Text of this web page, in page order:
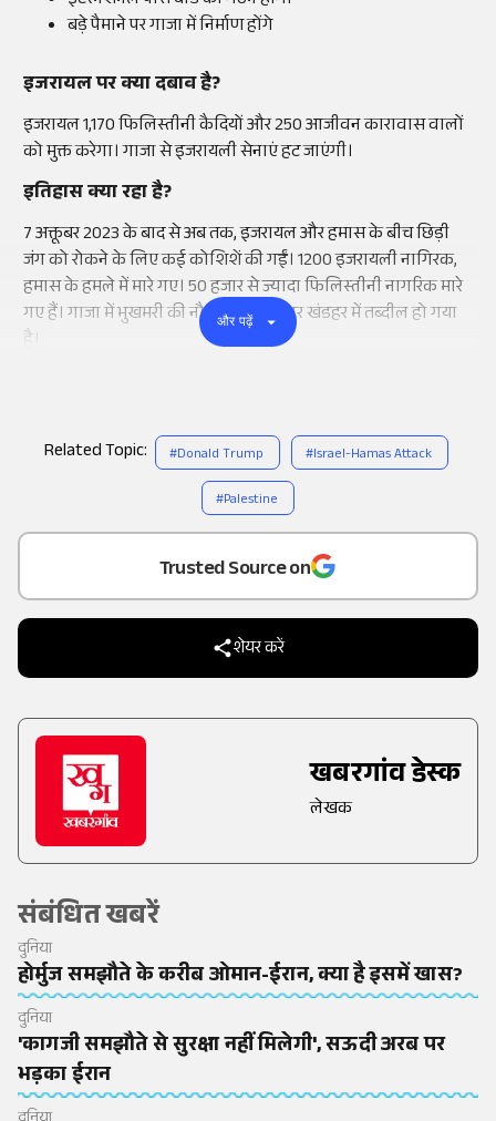
Add
as a
Trusted Source on
शेयर करें
खबरगांव डेस्क
लेखक
संबंधित खबरें
दुनिया
होर्मुज समझौते के करीब ओमान-ईरान, क्या है इसमें खास?
दुनिया
'कागजी समझौते से सुरक्षा नहीं मिलेगी', सऊदी अरब पर
भड़का ईरान
बड़े पैमाने पर गाजा में निर्माण होंगे
इजरायल पर क्या दबाव है?
इजरायल 1,170 फिलिस्तीनी कैदियों और 250 आजीवन कारावास वालों
को मुक्त करेगा। गाजा से इजरायली सेनाएं हट जाएंगी।
इतिहास क्या रहा है?
7 अक्तूबर 2023 के बाद से अब तक, इजरायल और हमास के बीच छिड़ी
जंग को रोकने के लिए कई कोशिशें की गईं। 1200 इजरायली नागिरक,
हमास के हमले में मारे गए। 50 हजार से ज्यादा फिलिस्तीनी नागरिक मारे
गए हैं। गाजा में भुखमरी की नौबत है। पूरा शहर खंडहर में तब्दील हो गया
है।
और पढ़ें
Related Topic: #Donald Trump #Israel-Hamas Attack
#Palestine